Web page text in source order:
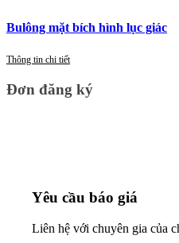
Bulông mặt bích hình lục giác
Thông tin chi tiết
Đơn đăng ký
Yêu cầu báo giá
Liên hệ với chuyên gia của